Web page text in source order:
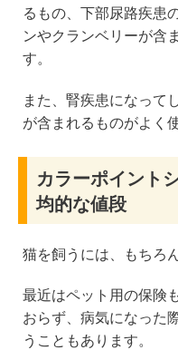
るもの、下部尿路疾患
ンやクランベリーが含
す。
また、腎疾患になって
が含まれるものがよく
カラーポイント
均的な値段
猫を飼うには、もちろ
最近はペット用の保険
おらず、病気になった
うこともあります。